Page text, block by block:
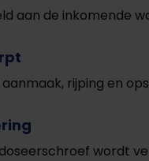
aan de inkomende
rijping en
wordt